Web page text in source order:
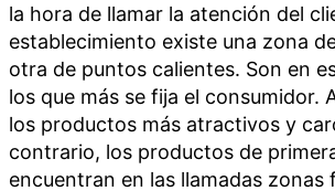
la hora de llamar la atención del
establecimiento existe una zona
otra de puntos calientes. Son en
los que más se fija el consumidor.
los productos más atractivos y
contrario, los productos de
encuentran en las llamadas zonas